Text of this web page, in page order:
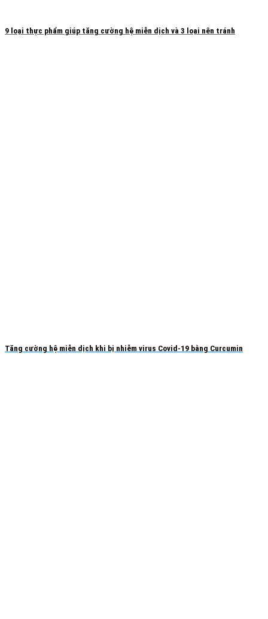
9 loại thực phẩm giúp tăng cường hệ miễn dịch và 3 loại nên tránh
Tăng cường hệ miễn dịch khi bị nhiễm virus Covid-19 bằng Curcumin